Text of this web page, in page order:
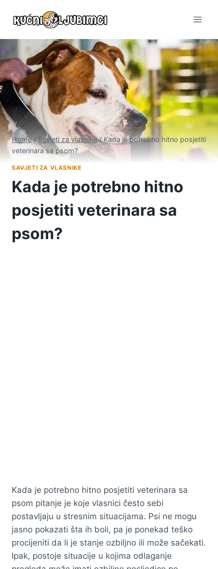
Home / Savjeti za vlasnike / Kada je potrebno hitno posjetiti
veterinara sa psom?
SAVJETI ZA VLASNIKE
Kada je potrebno hitno
posjetiti veterinara sa
psom?
Kada je potrebno hitno posjetiti veterinara sa
psom pitanje je koje vlasnici često sebi
postavljaju u stresnim situacijama. Psi ne mogu
jasno pokazati šta ih boli, pa je ponekad teško
procijeniti da li je stanje ozbiljno ili može sačekati.
Ipak, postoje situacije u kojima odlaganje